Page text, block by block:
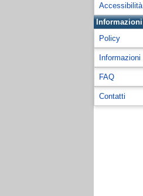
Informazioni
Policy
FAQ
Contatti